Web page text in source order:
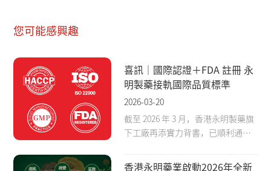
您可能感興趣
喜訊｜國際認證＋FDA 註冊 永
明製藥接軌國際品質標準
2026-03-20
截至 2026 年 3 月，香港永明製藥旗
下工廠再添實力背書，已順利通過
體系認證，並成功完成美國 FDA 註
香港永明藥業啟動2026年全新